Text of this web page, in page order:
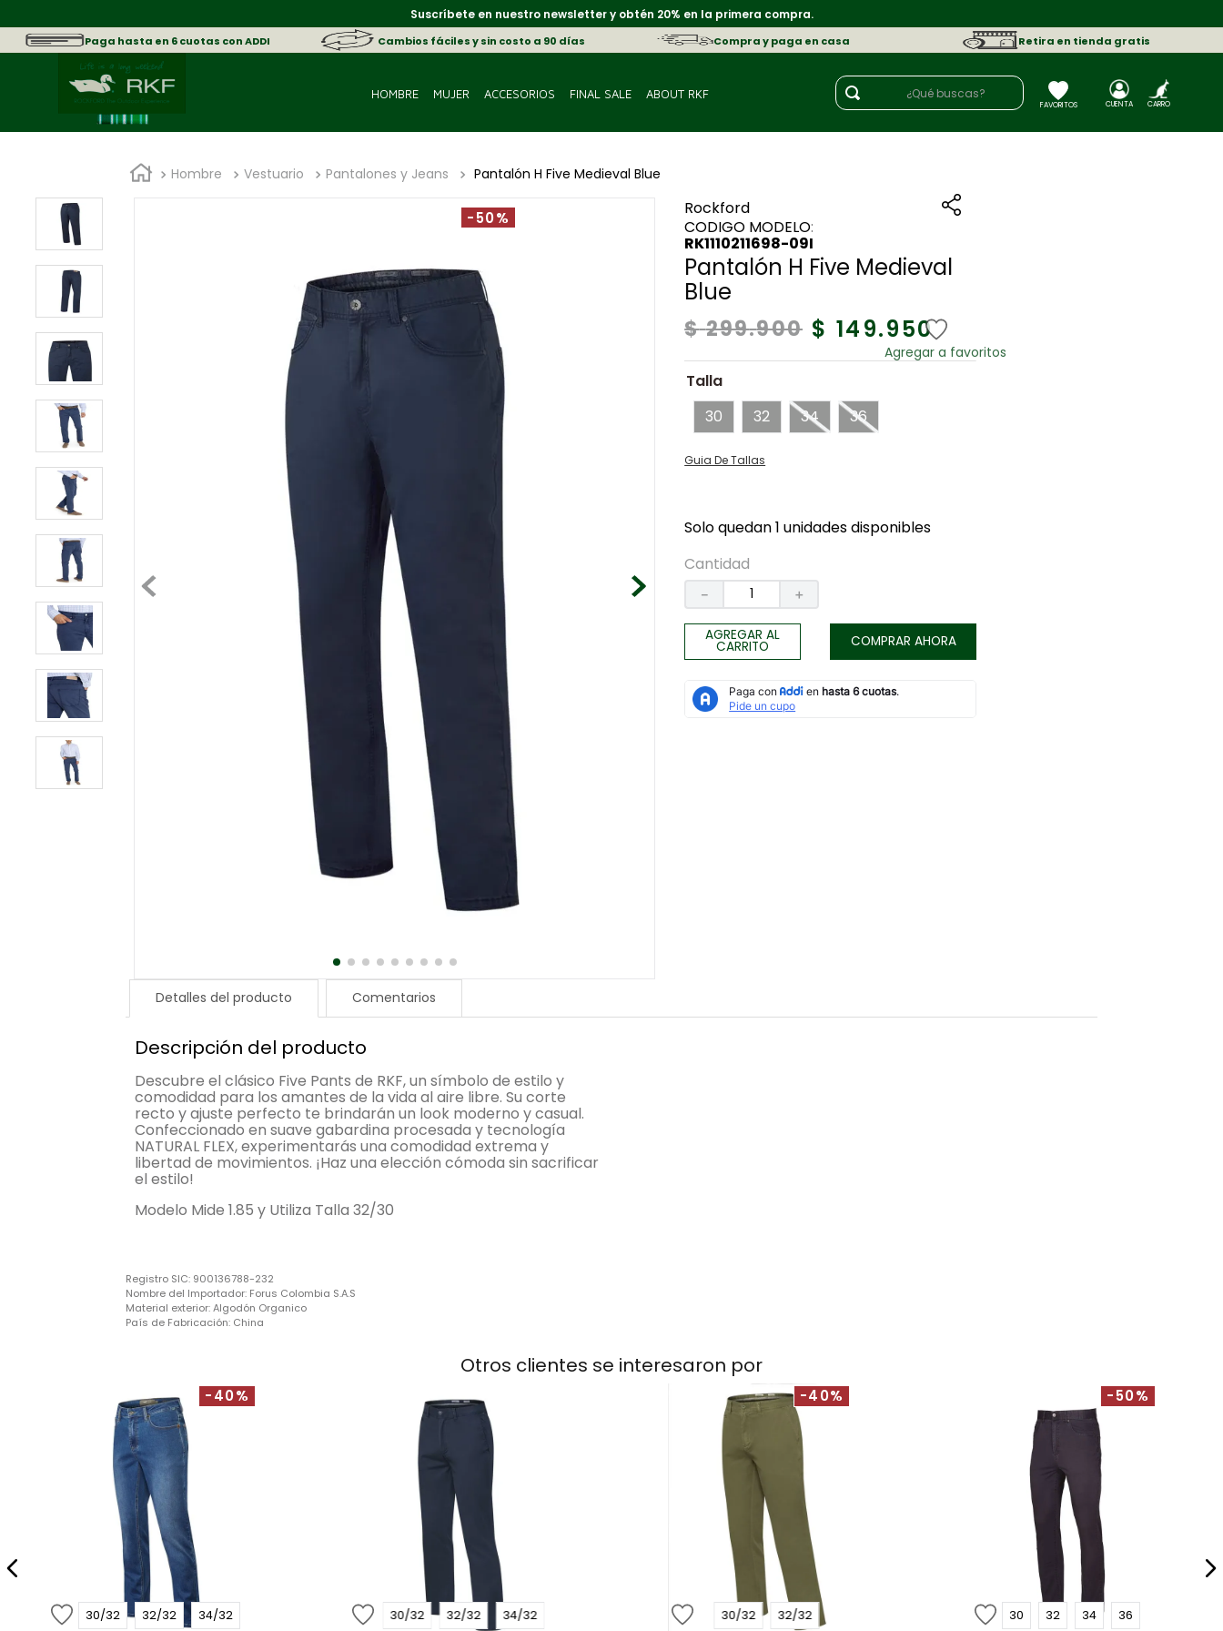
Suscríbete en nuestro newsletter y obtén 20% en la primera compra.
Paga hasta en 6 cuotas con ADDI Cambios fáciles y sin costo a 90 días Compra y paga en casa Retira en tienda gratis
HOMBRE MUJER ACCESORIOS FINAL SALE ABOUT RKF
¿Qué buscas?
Hombre Vestuario Pantalones y Jeans Pantalón H Five Medieval Blue
-50%
Rockford
:
RK1110211698-09I
Pantalón H Five Medieval
Blue
$ 299.900 $ 149.950
Talla
30
32 34 36
Guia De Tallas
Solo quedan 1 unidades disponibles
Cantidad
＋
－
AGREGAR AL
CARRITO COMPRAR AHORA
Detalles del producto Comentarios
Descripción del producto
Descubre el clásico Five Pants de RKF, un símbolo de estilo y
comodidad para los amantes de la vida al aire libre. Su corte
recto y ajuste perfecto te brindarán un look moderno y casual.
Confeccionado en suave gabardina procesada y tecnología
NATURAL FLEX, experimentarás una comodidad extrema y
libertad de movimientos. ¡Haz una elección cómoda sin sacrificar
el estilo!
Modelo Mide 1.85 y Utiliza Talla 32/30
Registro SIC: 900136788-232
Nombre del Importador: Forus Colombia S.A.S
Material exterior:Algodón Organico
País de Fabricación: China
Otros clientes se interesaron por
-40%
30/32 32/32 34/32 30/32 32/32 34/32
-40%
30/32 32/32
-50%
30 32 34 36